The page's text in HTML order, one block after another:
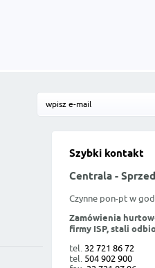
Szybki kontakt
Centrala -
Czynne pon-pt w
Zamówienia
firmy ISP, stali
tel. 32 721 86 72
tel. 504 902 900